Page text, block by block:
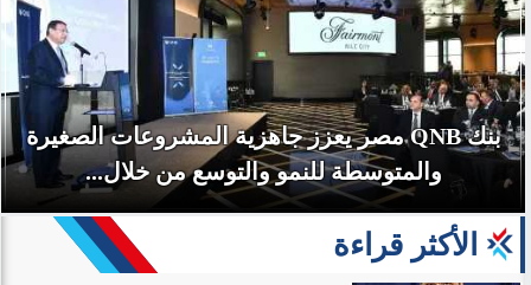
بنك QNB مصر يعزز جاهزية المشروعات الصغيرة
والمتوسطة للنمو والتوسع من خلال...
الأكثر قراءة